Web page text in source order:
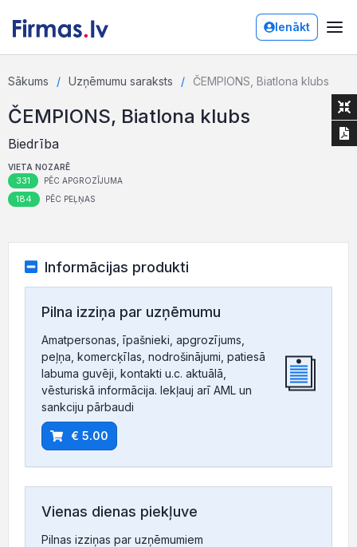
Ienākt
Sākums Uzņēmumu saraksts ČEMPIONS, Biatlona klubs
ČEMPIONS, Biatlona klubs
Biedrība
VIETA NOZARĒ
331 PĒC APGROZĪJUMA
184 PĒC PEĻŅAS
Informācijas produkti
Pilna izziņa par uzņēmumu
Amatpersonas, īpašnieki, apgrozījums,
peļņa, komercķīlas, nodrošinājumi, patiesā
labuma guvēji, kontakti u.c. aktuālā,
vēsturiskā informācija. Iekļauj arī AML un
sankciju pārbaudi
€ 5.00
Vienas dienas piekļuve
Pilnas izziņas par uzņēmumiem